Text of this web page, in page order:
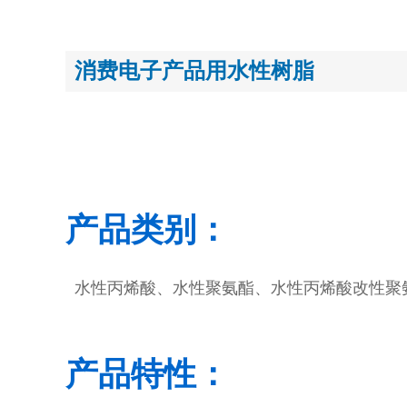
消费电子产品用水性树脂
产品类别：
水性丙烯酸、水性聚氨酯、水性丙烯酸改性聚
产品特性：